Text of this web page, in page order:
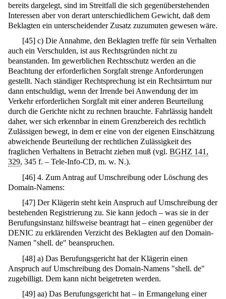
bereits dargelegt, sind im Streitfall die sich gegenüberstehenden
Interessen aber von derart unterschiedlichem Gewicht, daß dem
Beklagten ein unterscheidender Zusatz zuzumuten gewesen wäre.
[45] c) Die Annahme, den Beklagten treffe für sein Verhalten
auch ein Verschulden, ist aus Rechtsgründen nicht zu
beanstanden. Im gewerblichen Rechtsschutz werden an die
Beachtung der erforderlichen Sorgfalt strenge Anforderungen
gestellt. Nach ständiger Rechtsprechung ist ein Rechtsirrtum nur
dann entschuldigt, wenn der Irrende bei Anwendung der im
Verkehr erforderlichen Sorgfalt mit einer anderen Beurteilung
durch die Gerichte nicht zu rechnen brauchte. Fahrlässig handelt
daher, wer sich erkennbar in einem Grenzbereich des rechtlich
Zulässigen bewegt, in dem er eine von der eigenen Einschätzung
abweichende Beurteilung der rechtlichen Zulässigkeit des
fraglichen Verhaltens in Betracht ziehen muß (vgl. BGHZ 141,
329, 345 f. – Tele-Info-CD, m. w. N.).
[46] 4. Zum Antrag auf Umschreibung oder Löschung des
Domain-Namens:
[47] Der Klägerin steht kein Anspruch auf Umschreibung der
bestehenden Registrierung zu. Sie kann jedoch – was sie in der
Berufungsinstanz hilfsweise beantragt hat – einen gegenüber der
DENIC zu erklärenden Verzicht des Beklagten auf den Domain-
Namen "shell. de" beanspruchen.
[48] a) Das Berufungsgericht hat der Klägerin einen
Anspruch auf Umschreibung des Domain-Namens "shell. de"
zugebilligt. Dem kann nicht beigetreten werden.
[49] aa) Das Berufungsgericht hat – in Ermangelung einer